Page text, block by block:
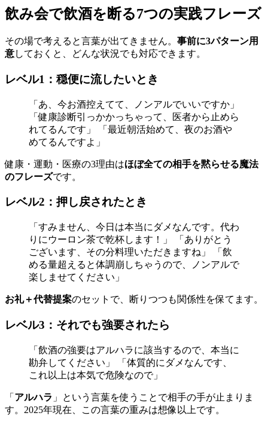
飲み会で飲酒を断る7つの実践フレーズ
その場で考えると言葉が出てきません。 事前に3パターン用
意しておくと、どんな状況でも対応できます。
レベル1：穏便に流したいとき
「あ、今お酒控えてて、ノンアルでいいですか」
「健康診断引っかかっちゃって、医者から止めら
れてるんです」 「最近朝活始めて、夜のお酒や
めてるんですよ」
健康・運動・医療の3理由はほぼ全ての相手を黙らせる魔法
のフレーズです。
レベル2：押し戻されたとき
「すみません、今日は本当にダメなんです。代わ
りにウーロン茶で乾杯します！」 「ありがとう
ございます、その分料理いただきますね」 「飲
める量超えると体調崩しちゃうので、ノンアルで
楽しませてください」
お礼＋代替提案のセットで、断りつつも関係性を保てます。
レベル3：それでも強要されたら
「飲酒の強要はアルハラに該当するので、本当に
勘弁してください」 「体質的にダメなんです、
これ以上は本気で危険なので」
「 アルハラ 」という言葉を使うことで相手の手が止まりま
す。2025年現在、この言葉の重みは想像以上です。